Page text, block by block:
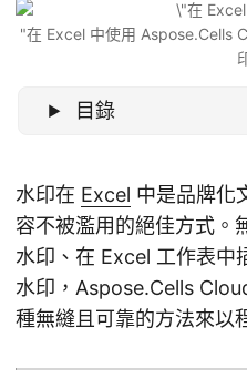
"在 Excel 中使用 Aspose.Cells
目錄
水印在 Excel 中是品牌化
容不被濫用的絕佳方式。
水印、在 Excel 工作表中
水印，Aspose.Cells
種無縫且可靠的方法來以